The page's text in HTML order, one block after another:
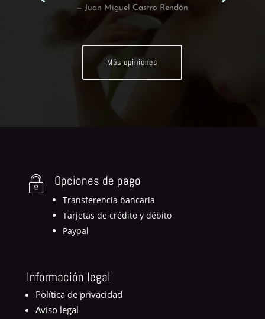
— Juan Miguel Castro Rendón
Más opiniones
Opciones de pago
Transferencia bancaria
Tarjetas de crédito y débito
Paypal
Información legal
Política de privacidad
Aviso legal